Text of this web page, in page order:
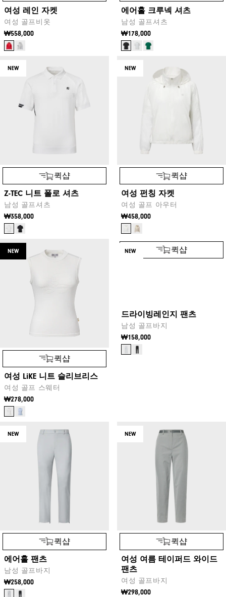
여성 레인 자켓
여성 골프비옷
₩558,000
에어홀 크루넥 셔츠
남성 골프셔츠
₩178,000
NEW
퀵샵
Z-TEC 니트 폴로 셔츠
남성 골프셔츠
₩358,000
NEW
퀵샵
여성 펀칭 자켓
여성 골프 아우터
₩458,000
NEW
퀵샵
여성 LiKE 니트 슬리브리스
여성 골프 스웨터
₩278,000
NEW
NEW
퀵샵
에어홀 팬츠
남성 골프바지
₩258,000
NEW
퀵샵
여성 여름 테이퍼드 와이드
팬츠
여성 골프바지
₩298,000